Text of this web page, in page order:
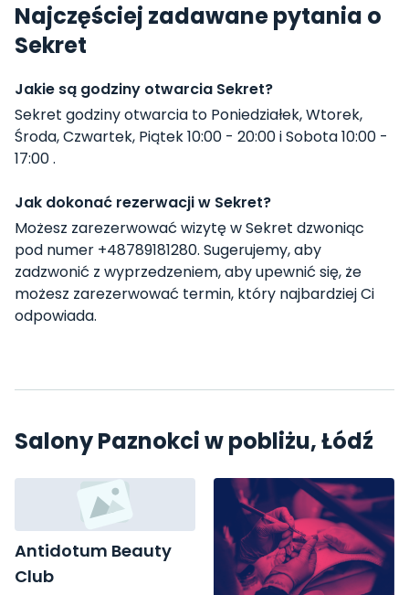
Najczęściej zadawane pytania o
Sekret
Jakie są godziny otwarcia Sekret?
Sekret godziny otwarcia to Poniedziałek, Wtorek,
Środa, Czwartek, Piątek 10:00 - 20:00 i Sobota 10:00 -
17:00 .
Jak dokonać rezerwacji w Sekret?
Możesz zarezerwować wizytę w Sekret dzwoniąc
pod numer +48789181280. Sugerujemy, aby
zadzwonić z wyprzedzeniem, aby upewnić się, że
możesz zarezerwować termin, który najbardziej Ci
odpowiada.
Salony Paznokci w pobliżu, Łódź
Antidotum Beauty
Club